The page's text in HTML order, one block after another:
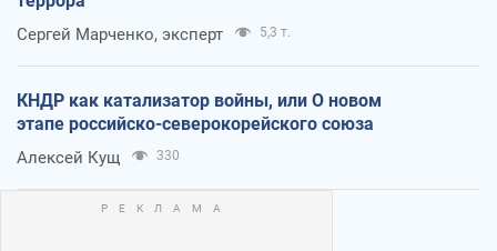
Сергей Марченко, эксперт 5,3 т.
КНДР как катализатор войны, или О новом
этапе российско-северокорейского союза
Алексей Кущ 330